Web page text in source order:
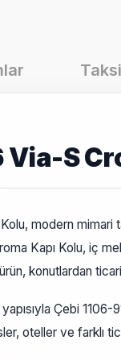
S
modern
Kapı Kolu, iç
konutlardan
Çebi 1106-
oteller ve farklı